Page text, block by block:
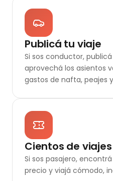
Publicá tu viaje
Si sos conductor,
aprovechá los asientos
gastos de nafta, peajes
Cientos de
Si sos pasajero,
precio y viajá cómodo,